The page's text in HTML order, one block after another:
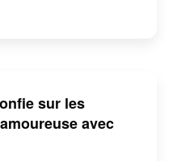
sur les
avec